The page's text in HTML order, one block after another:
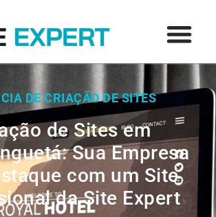
DE CRIAÇÃO DE SITES
de Sites em
Sua Empresa
com um Site
da Site Expert